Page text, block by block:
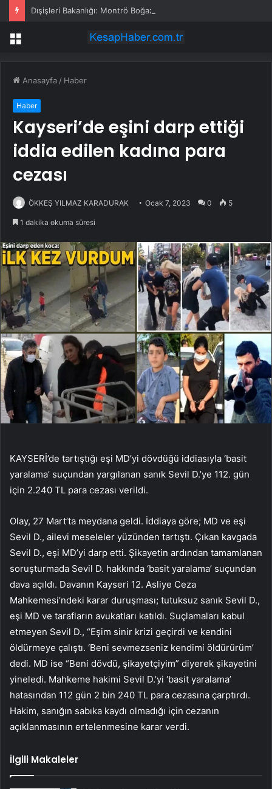
Menü
Anasayfa / Haber
Haber
Kayseri’de eşini darp ettiği
iddia edilen kadına para
cezası
ÖKKEŞ YILMAZ KARADURAK Ocak 7, 2023 0 5
1 dakika okuma süresi
KAYSERİ’de tartıştığı eşi MD’yi dövdüğü iddiasıyla ‘basit
yaralama’ suçundan yargılanan sanık Sevil D.’ye 112. gün
için 2.240 TL para cezası verildi.
Olay, 27 Mart’ta meydana geldi. İddiaya göre; MD ve eşi
Sevil D., ailevi meseleler yüzünden tartıştı. Çıkan kavgada
Sevil D., eşi MD’yi darp etti. Şikayetin ardından tamamlanan
soruşturmada Sevil D. hakkında ‘basit yaralama’ suçundan
dava açıldı. Davanın Kayseri 12. Asliye Ceza
Mahkemesi’ndeki karar duruşması; tutuksuz sanık Sevil D.,
eşi MD ve tarafların avukatları katıldı. Suçlamaları kabul
etmeyen Sevil D., “Eşim sinir krizi geçirdi ve kendini
öldürmeye çalıştı. ‘Beni sevmezseniz kendimi öldürürüm’
dedi. MD ise “Beni dövdü, şikayetçiyim” diyerek şikayetini
yineledi. Mahkeme hakimi Sevil D.’yi ‘basit yaralama’
hatasından 112 gün 2 bin 240 TL para cezasına çarptırdı.
Hakim, sanığın sabıka kaydı olmadığı için cezanın
açıklanmasının ertelenmesine karar verdi.
İlgili Makaleler